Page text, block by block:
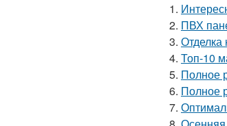
1.
2. ПВХ
3. Отделка
4. Топ-10
5. Полное
6. Полное
7.